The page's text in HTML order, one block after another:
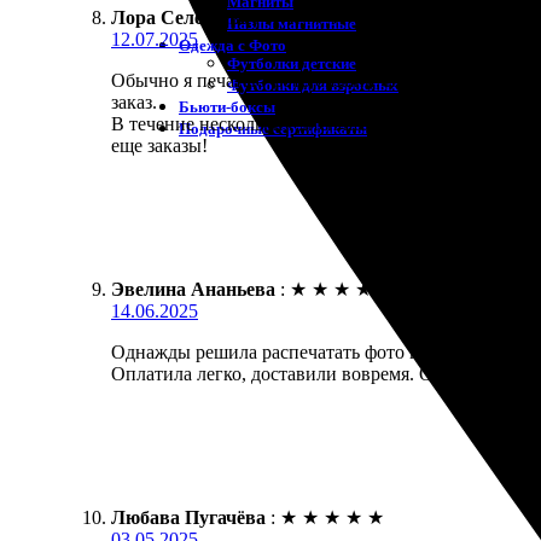
Пазлы магнитные
Одежда с Фото
Футболки детские
Футболки для взрослых
Бьюти-боксы
Подарочные сертификаты
Лора Селезнёва : ★ ★ ★ ★ ★
12.07.2025
Обычно я печатаю фото онлайн, но решила
заказ.
В течение нескольких дней получила готовую
еще заказы!
Эвелина Ананьева : ★ ★ ★ ★
14.06.2025
Однажды решила распечатать фото на холсте.
Оплатила легко, доставили вовремя. Очень
Любава Пугачёва : ★ ★ ★ ★ ★